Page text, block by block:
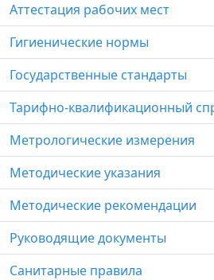
Аттестация рабочих мест
Гигиенические нормы
Государственные стандарты
Тарифно-квалификационный
Метрологические измерения
Методические указания
Методические рекомендации
Руководящие документы
Санитарные правила